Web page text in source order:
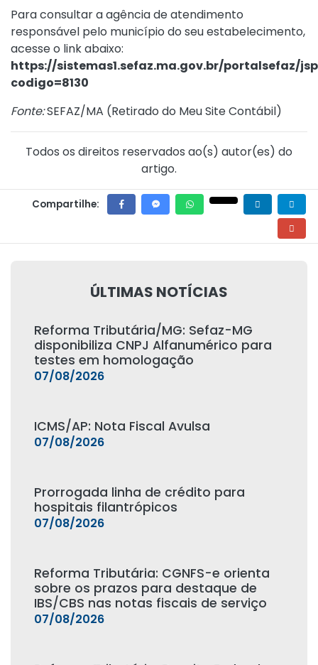
Para consultar a agência de atendimento
responsável pelo município do seu estabelecimento,
acesse o link abaixo:
https://sistemas1.sefaz.ma.gov.br/portalsefaz/
codigo=8130
Fonte:SEFAZ/MA (Retirado do Meu Site Contábil)
Todos os direitos reservados ao(s) autor(es) do
artigo.
Compartilhe:
ÚLTIMAS NOTÍCIAS
Reforma Tributária/MG: Sefaz-MG
disponibiliza CNPJ Alfanumérico para
testes em homologação
07/08/2026
ICMS/AP: Nota Fiscal Avulsa
07/08/2026
Prorrogada linha de crédito para
hospitais filantrópicos
07/08/2026
Reforma Tributária: CGNFS-e orienta
sobre os prazos para destaque de
IBS/CBS nas notas fiscais de serviço
07/08/2026